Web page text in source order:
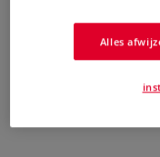
PROXXON
0
Voor staal, gietstaal &
Alles